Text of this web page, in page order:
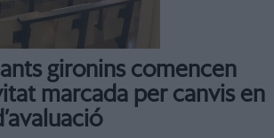
gironins comencen
marcada per canvis en